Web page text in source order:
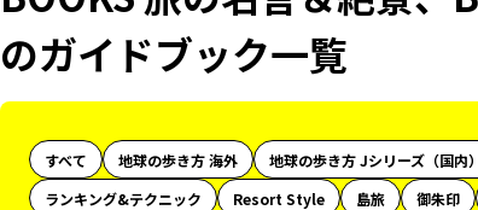
のガイドブック一覧
すべて 地球の歩き方 海外 地球の歩き方 Jシリーズ（国内）
ランキング&テクニック
Resort Style 島旅 御朱印